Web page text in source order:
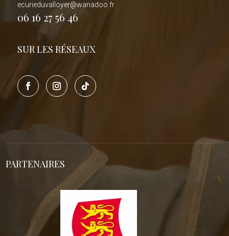
ecurieduvalloyer@wanadoo.fr
06 16 27 56 46
SUR LES RÉSEAUX
PARTENAIRES